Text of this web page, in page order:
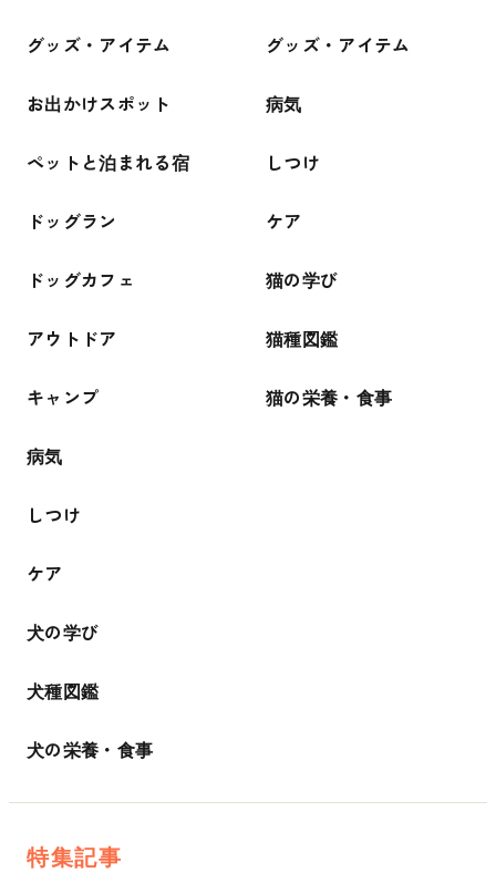
グッズ・アイテム
お出かけスポット
ペットと泊まれる宿
ドッグラン
ドッグカフェ
アウトドア
キャンプ
病気
しつけ
ケア
犬の学び
犬種図鑑
犬の栄養・食事
グッズ・アイテム
病気
しつけ
ケア
猫の学び
猫種図鑑
猫の栄養・食事
特集記事